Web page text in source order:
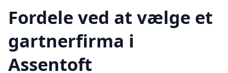
Fordele ved at vælge et
gartnerfirma i
Assentoft